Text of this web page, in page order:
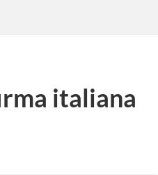
italiana